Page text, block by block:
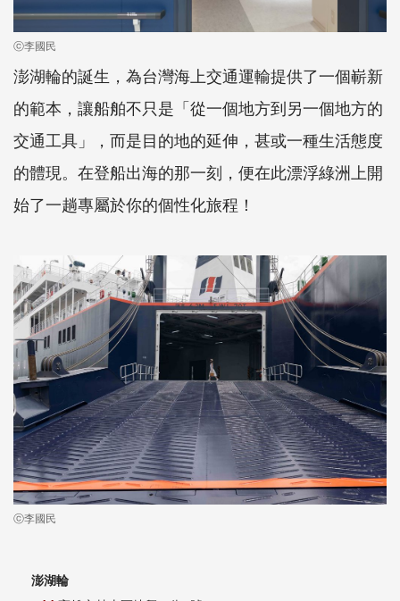
ⓒ李國民
澎湖輪的誕生，為台灣海上交通運輸提供了一個嶄新
的範本，讓船舶不只是「從一個地方到另一個地方的
交通工具」，而是目的地的延伸，甚或一種生活態度
的體現。在登船出海的那一刻，便在此漂浮綠洲上開
始了一趟專屬於你的個性化旅程！
ⓒ李國民
澎湖輪